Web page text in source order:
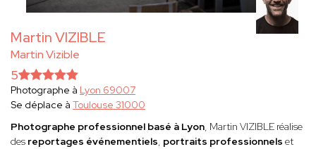
Martin VIZIBLE
Martin Vizible
5
Photographe à Lyon 69007
Se déplace à Toulouse 31000
Photographe professionnel basé à Lyon, Martin VIZIBLE réalise
des reportages événementiels, portraits professionnels et